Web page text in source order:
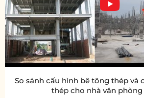
So sánh cấu hình bê tông thép và
thép cho nhà văn phòng